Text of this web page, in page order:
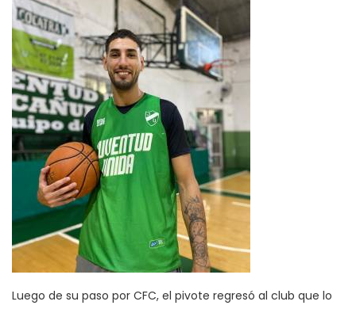
Luego de su paso por CFC, el pivote regresó al club que lo